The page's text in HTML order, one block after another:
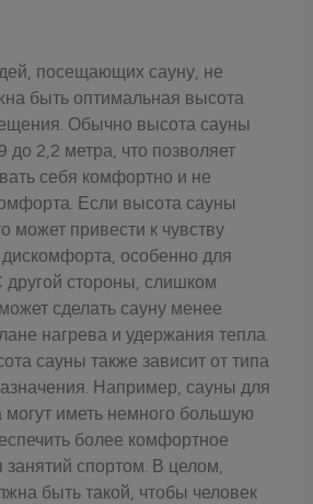
посещающих сауну, не
быть оптимальная высота
Обычно высота сауны
до 2,2 метра, что позволяет
себя комфортно и не
Если высота сауны
может привести к чувству
особенно для
стороны, слишком
сделать сауну менее
нагрева и удержания тепла.
сауны также зависит от типа
Например, сауны для
могут иметь немного большую
более комфортное
занятий спортом. В целом,
быть такой, чтобы человек